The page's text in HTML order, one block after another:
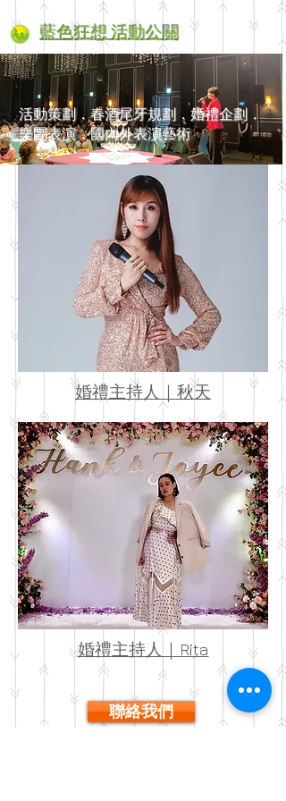
藍色狂想活動公關
活動策劃．春酒尾牙規劃．婚禮企劃．
樂團表演．國內外表演藝術
婚禮主持人｜秋天
婚禮主持人｜Rita
聯絡我們